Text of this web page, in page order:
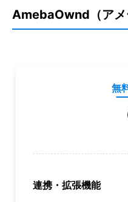
AmebaOwnd（アメ
無
連携・拡張機能